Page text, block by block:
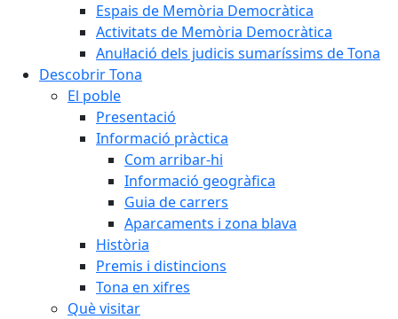
Espais de Memòria Democràtica
Activitats de Memòria Democràtica
Anul·lació dels judicis sumaríssims de Tona
Descobrir Tona
El poble
Presentació
Informació pràctica
Com arribar-hi
Informació geogràfica
Guia de carrers
Aparcaments i zona blava
Història
Premis i distincions
Tona en xifres
Què visitar